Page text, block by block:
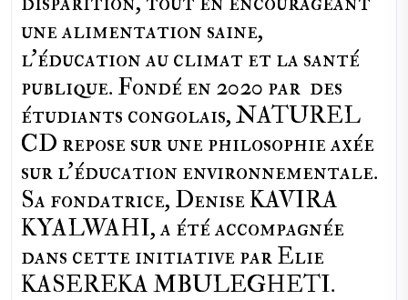
une alimentation saine,
l'éducation au climat et la santé
publique. Fondé en 2020 par des
étudiants congolais, NATUREL
CD repose sur une philosophie axée
sur l'éducation environnementale.
Sa fondatrice, Denise KAVIRA
KYALWAHI, a été accompagnée
dans cette initiative par Elie
KASEREKA MBULEGHETI.